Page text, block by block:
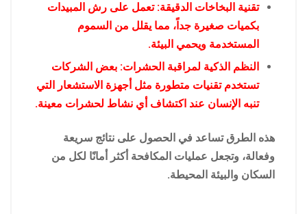
تقنية البخاخات الدقيقة: تعمل على رش المبيدات
بكميات صغيرة جداً، مما يقلل من السموم
المستخدمة ويحمي البيئة.
النظم الذكية لمراقبة الحشرات: بعض الشركات
تستخدم تقنيات متطورة مثل أجهزة الاستشعار التي
تنبه الإنسان عند اكتشاف أي نشاط لحشرات معينة.
هذه الطرق تساعد في الحصول على نتائج سريعة
وفعالة، وتجعل عمليات المكافحة أكثر أمانًا لكل من
السكان والبيئة المحيطة.